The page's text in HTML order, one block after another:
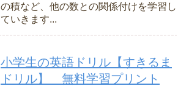
の積など、他の数との関係付けを学習し
ていきます...
小学生の英語ドリル【すきるま
ドリル】 無料学習プリント